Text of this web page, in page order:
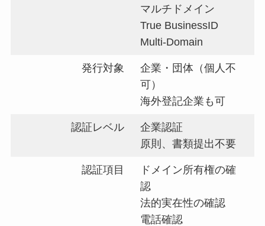
マルチドメイン
True BusinessID
Multi-Domain
発行対象
企業・団体（個人不
可）
海外登記企業も可
認証レベル
企業認証
原則、書類提出不要
認証項目
ドメイン所有権の確
認
法的実在性の確認
電話確認